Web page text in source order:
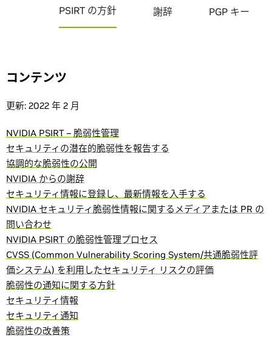
PSIRT の方針 謝辞 PGP キー
コンテンツ
更新: 2022 年 2 月
NVIDIA PSIRT – 脆弱性管理
セキュリティの潜在的脆弱性を報告する
協調的な脆弱性の公開
NVIDIA からの謝辞
セキュリティ情報に登録し、最新情報を入手する
NVIDIA セキュリティ脆弱性情報に関するメディアまたは PR の
問い合わせ
NVIDIA PSIRT の脆弱性管理プロセス
CVSS (Common Vulnerability Scoring System/共通脆弱性評
価システム) を利用したセキュリティ リスクの評価
脆弱性の通知に関する方針
セキュリティ情報
セキュリティ通知
脆弱性の改善策